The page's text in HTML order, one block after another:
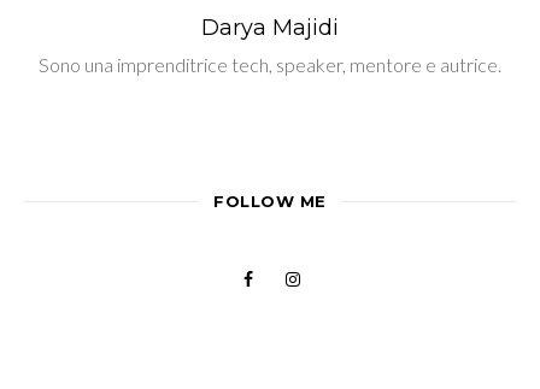
Darya Majidi
Sono una imprenditrice tech, speaker, mentore e autrice.
FOLLOW ME